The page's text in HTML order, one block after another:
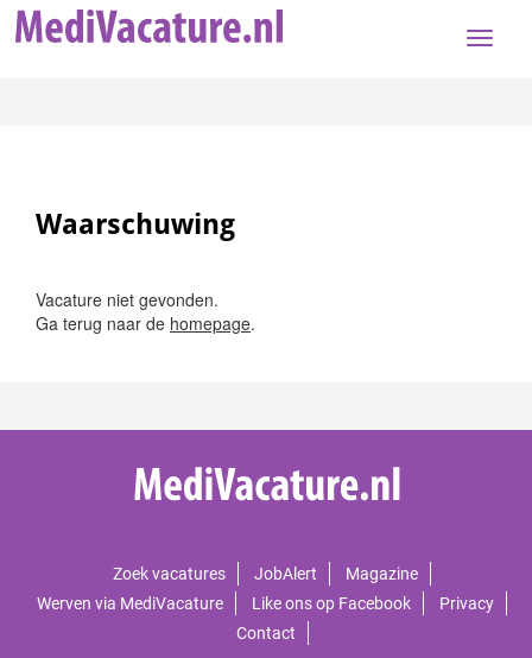
Toggle
Waarschuwing
Vacature niet gevonden.
Ga terug naar de homepage.
Zoek vacatures JobAlert
Magazine
Werven via MediVacature
Like ons op Facebook
Privacy
Contact